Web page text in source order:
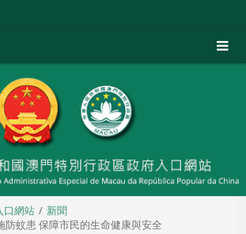
口網站
新聞
防蚊患 保障市民的生命健康與安全